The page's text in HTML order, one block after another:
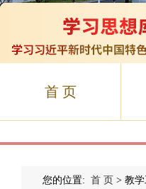
首 页
您的位置: 首 页 > 教